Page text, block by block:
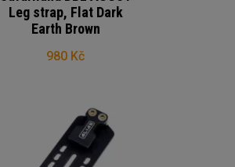
Leg strap, Flat Dark
Earth Brown
980 Kč